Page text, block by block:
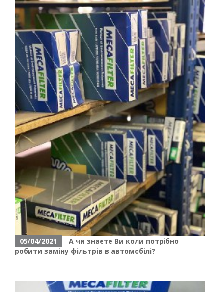
05/04/2021
А чи знаєте Ви коли потрібно
робити заміну фільтрів в автомобілі?